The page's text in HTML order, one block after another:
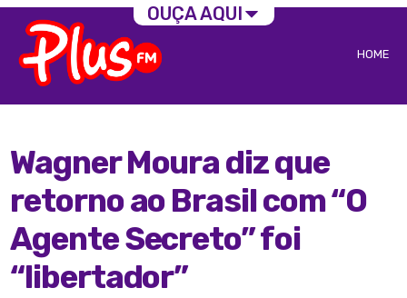
HOME
Wagner Moura diz que
retorno ao Brasil com “O
Agente Secreto” foi
“libertador”
OUÇA AQUI